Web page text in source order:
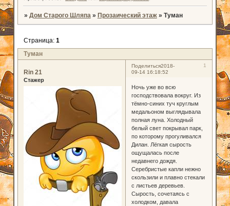
» Дом Старого Шляпа » Прозаический этаж » Туман
Туман
Страница: 1
Поделиться 1
2018-
09-14 16:18:52
Rin 21
Стажер
Ночь уже во всю
господствовала вокруг. Из
тёмно-синих туч круглым
медальоном выглядывала
полная луна. Холодный
белый свет покрывал парк,
по которому прогуливался
Дилан. Лёгкая сырость
ощущалась после
недавнего дождя.
Серебристые капли нежно
скользили и плавно стекали
с листьев деревьев.
Сырость, сочетаясь с
холодком, давала